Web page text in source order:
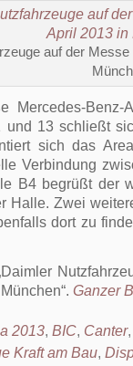
auf der
Mercedes-
und 13 schließt
sich das
Verbindung
B4 begrüßt der
Halle. Zwei
dort zu
Daimler
. Ganzer
2013, BIC, Canter
Kraft am Bau,